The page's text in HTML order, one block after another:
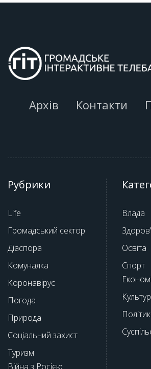
Архів Контакти
Рубрики
Life
Громадський сектор
Діаспора
Комуналка
Коронавірус
Погода
Природа
Соціальний захист
Туризм
Війна з Росією
Влада
Освіта
Спорт